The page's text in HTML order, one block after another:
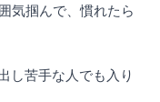
気掴んで、慣れたら
し苦手な人でも入り